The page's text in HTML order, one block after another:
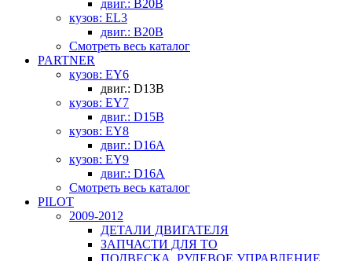
двиг.: B20B
кузов: EL3
двиг.: B20B
Смотреть весь каталог
PARTNER
кузов: EY6
двиг.: D13B
кузов: EY7
двиг.: D15B
кузов: EY8
двиг.: D16A
кузов: EY9
двиг.: D16A
Смотреть весь каталог
PILOT
2009-2012
ДЕТАЛИ ДВИГАТЕЛЯ
ЗАПЧАСТИ ДЛЯ ТО
ПОДВЕСКА, РУЛЕВОЕ УПРАВЛЕНИЕ,